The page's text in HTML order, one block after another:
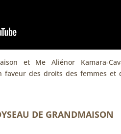
et Me Aliénor Kamara-
faveur des droits des femmes et
DE GRANDMAISON